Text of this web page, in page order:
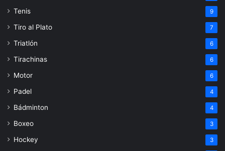
Tenis 9
Tiro al Plato 7
Triatlón 6
Tirachinas 6
Motor 6
Padel 4
Bádminton 4
Boxeo 3
Hockey 3